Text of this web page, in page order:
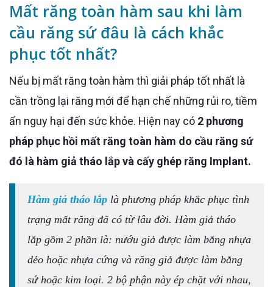
Mất răng toàn hàm sau khi làm
cầu răng sứ đâu là cách khắc
phục tốt nhất?
Nếu bị mất răng toàn hàm thì giải pháp tốt nhất là
cần trồng lại răng mới để hạn chế những rủi ro, tiềm
ẩn nguy hại đến sức khỏe. Hiện nay có 2 phương
pháp phục hồi mất răng toàn hàm do cầu răng sứ
đó là hàm giả tháo lắp và cấy ghép răng Implant.
Hàm giả tháo lắp là phương pháp khắc phục tình
trạng mất răng đã có từ lâu đời. Hàm giả tháo
lắp gồm 2 phần là: nướu giả được làm bằng nhựa
dẻo hoặc nhựa cứng và răng giả được làm bằng
sứ hoặc kim loại. 2 bộ phận này ép chặt với nhau,